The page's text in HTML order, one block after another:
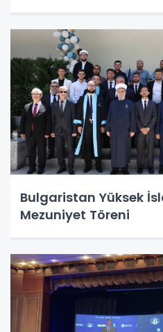
Bulgaristan Yüksek
Mezuniyet Töreni